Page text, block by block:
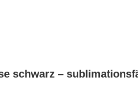
schwarz –